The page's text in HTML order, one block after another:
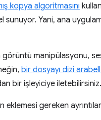
kopya algoritmasını
Yani, ana
görüntü manipülasyonu,
bir dosyayı dizi
bir işleyiciye
eklemesi gereken